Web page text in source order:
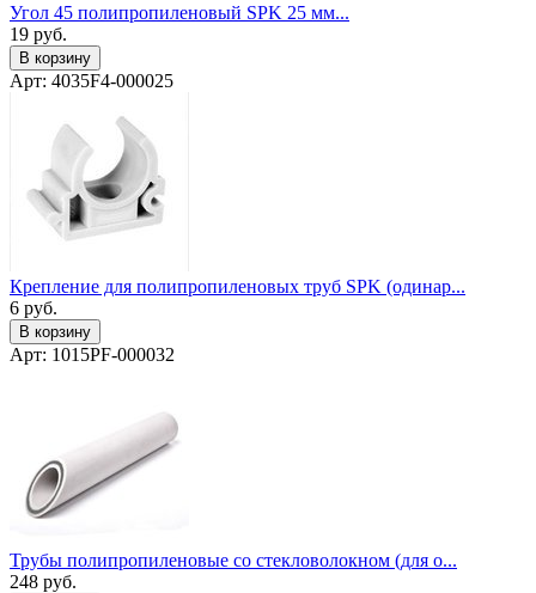
Угол 45 полипропиленовый SPK 25 мм...
19 руб.
В корзину
Арт: 4035F4-000025
Крепление для полипропиленовых труб SPK (одинар...
6 руб.
В корзину
Арт: 1015PF-000032
Трубы полипропиленовые со стекловолокном (для о...
248 руб.